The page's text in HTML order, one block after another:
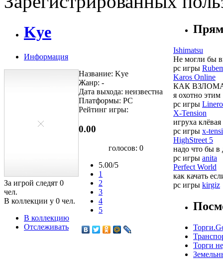
Kye
Информация
За игрой следят 0
чел.
В коллекции у 0 чел.
В коллекцию
Отслеживать
Название: Kye
Жанр: -
Дата выхода: неизвестна
Платформы: PC
Рейтинг игры:
0.00
голосов: 0
5.00/5
1
2
3
4
5
Ishimatsu
Не могли бы
pc игры
Karos Online
КАК
я охотно этим
pc игры
X-Tension
игруха
pc игры x-
HighStreet 5
надо что бы в
pc игры anita
Perfect World
как качать
pc игры kirgiz
Торги